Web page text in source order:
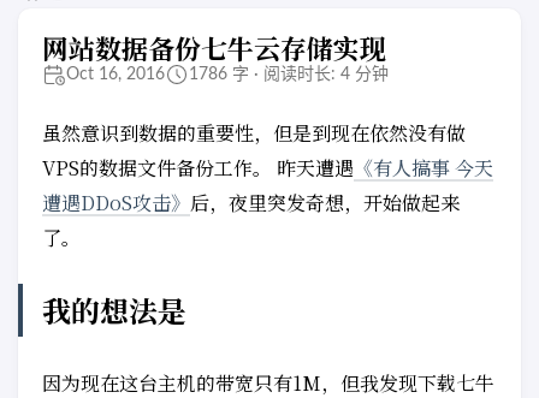
网站数据备份七牛云存储实现
Oct 16, 2016 1786 字 · 阅读时长: 4 分钟
虽然意识到数据的重要性，但是到现在依然没有做
VPS的数据文件备份工作。 昨天遭遇 《有人搞事 今天
遭遇DDoS攻击》 后，夜里突发奇想，开始做起来
了。
我的想法是
因为现在这台主机的带宽只有1M，但我发现下载七牛